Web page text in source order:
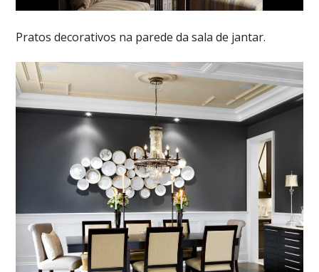
Pratos decorativos na parede da sala de jantar.